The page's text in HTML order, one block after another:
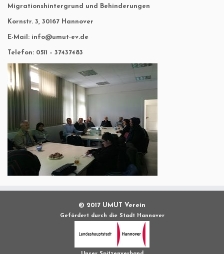
Migrationshintergrund und Behinderungen
Kornstr. 3, 30167 Hannover
E-Mail: info@umut-ev.de
Telefon: 0511 – 37437483
© 2017 UMUT Verein
Gefördert durch die Stadt Hannover